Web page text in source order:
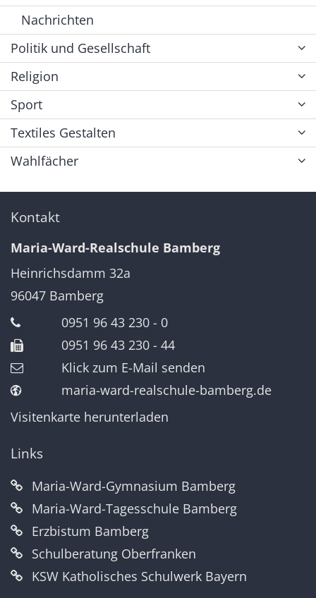
Nachrichten
Politik und Gesellschaft
Religion
Sport
Textiles Gestalten
Wahlfächer
Kontakt
Maria-Ward-Realschule Bamberg
Heinrichsdamm 32a
96047 Bamberg
0951 96 43 230 - 0
0951 96 43 230 - 44
Klick zum E-Mail senden
maria-ward-realschule-bamberg.de
Visitenkarte herunterladen
Links
Maria-Ward-Gymnasium Bamberg
Maria-Ward-Tagesschule Bamberg
Erzbistum Bamberg
Schulberatung Oberfranken
KSW Katholisches Schulwerk Bayern